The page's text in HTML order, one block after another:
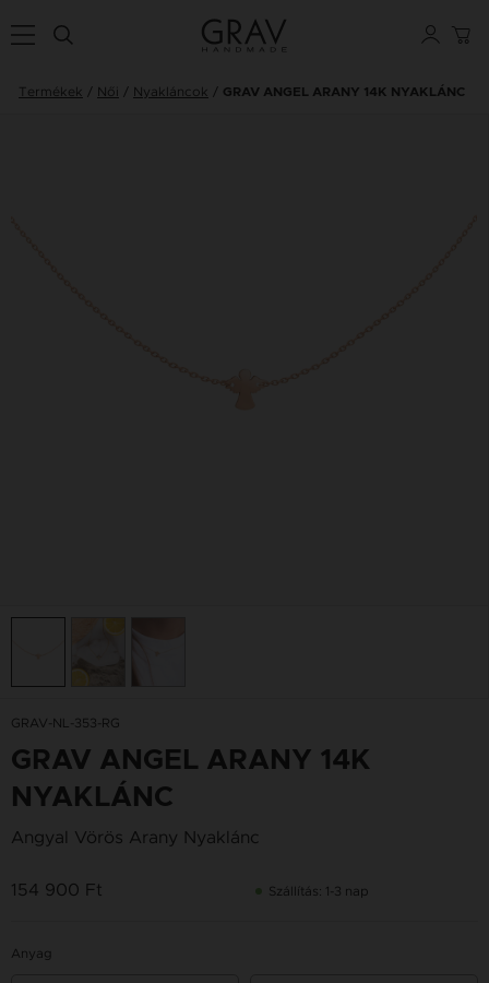
Termékek Női Nyakláncok GRAV ANGEL ARANY 14K NYAKLÁNC
GRAV-NL-353-RG
GRAV ANGEL ARANY 14K
NYAKLÁNC
Angyal Vörös Arany Nyaklánc
154 900 Ft Szállítás: 1-3 nap
Anyag